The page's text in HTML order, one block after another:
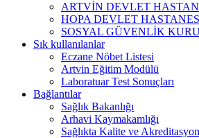
ARTVİN DEVLET
HOPA DEVLET
SOSYAL GÜVENLİK
Sık kullanılanlar
Eczane Nöbet Listesi
Artvin Eğitim Modülü
Laboratuar Test Sonuçları
Bağlantılar
Sağlık Bakanlığı
Arhavi Kaymakamlığı
Sağlıkta Kalite ve Akreditasyon